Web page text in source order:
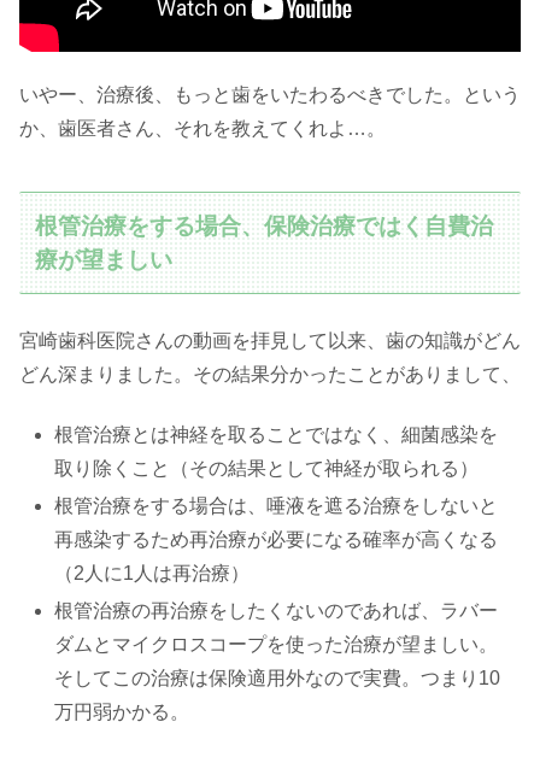
いやー、治療後、もっと歯をいたわるべきでした。という
か、歯医者さん、それを教えてくれよ…。
根管治療をする場合、保険治療ではく自費治
療が望ましい
宮崎歯科医院さんの動画を拝見して以来、歯の知識がどん
どん深まりました。その結果分かったことがありまして、
根管治療とは神経を取ることではなく、細菌感染を
取り除くこと（その結果として神経が取られる）
根管治療をする場合は、唾液を遮る治療をしないと
再感染するため再治療が必要になる確率が高くなる
（2人に1人は再治療）
根管治療の再治療をしたくないのであれば、ラバー
ダムとマイクロスコープを使った治療が望ましい。
そしてこの治療は保険適用外なので実費。つまり10
万円弱かかる。